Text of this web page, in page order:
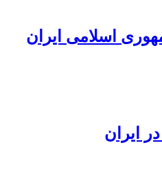
اسلامی ایران
ایران